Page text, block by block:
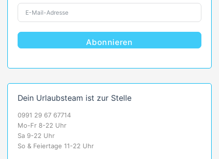
Abonnieren
Dein Urlaubsteam ist zur Stelle
0991 29 67 67714
Mo-Fr 8-22 Uhr
Sa 9-22 Uhr
So & Feiertage 11-22 Uhr